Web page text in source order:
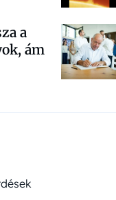
a
ám